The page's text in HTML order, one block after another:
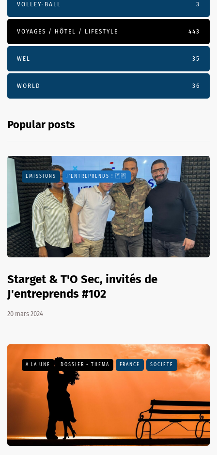
VOLLEY-BALL 3
VOYAGES / HÔTEL / LIFESTYLE 443
WEL 35
WORLD 36
Popular posts
EMISSIONS J'ENTREPRENDS ! 🇫🇷
Starget & T'O Sec, invités de
J'entreprends #102
20 mars 2024
A LA UNE DOSSIER - THEMA FRANCE SOCIÉTÉ